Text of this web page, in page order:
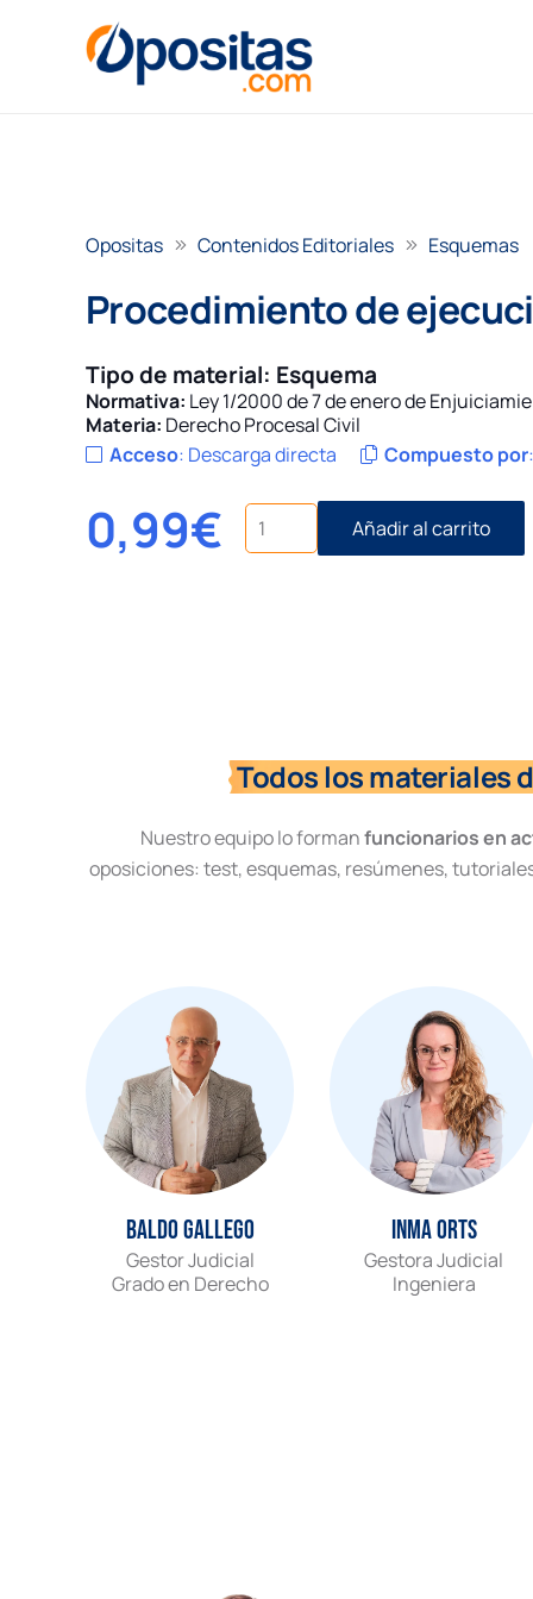
Opositas Contenidos Editoriales Esquemas
Procedimiento de
Tipo de material: Esquema
Normativa: Ley 1/2000 de 7 de enero de
Materia: Derecho Procesal Civil
Acceso: Descarga directa Compuesto por
0,99€
Procedimiento
de
ejecución
Añadir al carrito
Todos los materiales
Nuestro equipo lo formanfuncionarios en
oposiciones: test, esquemas, resúmenes,
Baldo Gallego
Gestor Judicial
Grado en Derecho
Inma Orts
Gestora Judicial
Ingeniera